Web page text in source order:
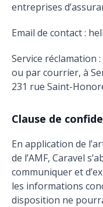
entreprises
Email de contact :
Service réclamation
ou par courrier, à
231 rue Saint-
Clause de
En application de
de l’AMF, Caravel
communiquer et
les informations
disposition ne